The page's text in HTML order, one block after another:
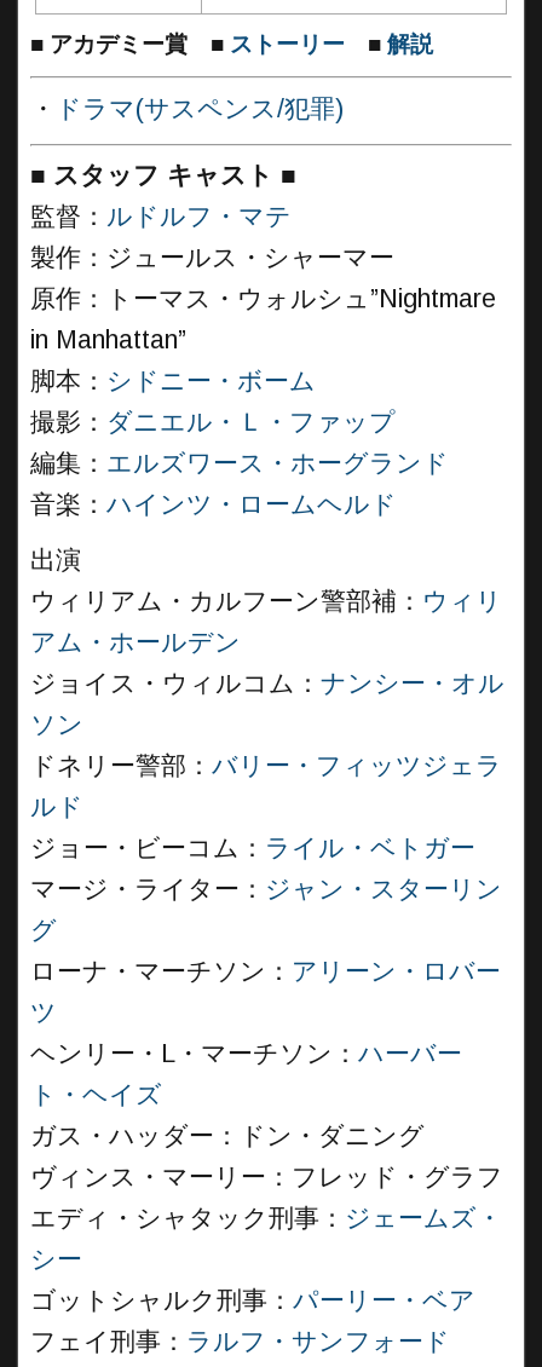
■ アカデミー賞 ■ ストーリー ■ 解説
・ ドラマ(サスペンス/犯罪)
■ スタッフ キャスト ■
監督： ルドルフ・マテ
製作：ジュールス・シャーマー
原作：トーマス・ウォルシュ”Nightmare
in Manhattan”
脚本： シドニー・ボーム
撮影： ダニエル・Ｌ・ファップ
編集： エルズワース・ホーグランド
音楽： ハインツ・ロームヘルド
出演
ウィリアム・カルフーン警部補： ウィリ
アム・ホールデン
ジョイス・ウィルコム： ナンシー・オル
ソン
ドネリー警部： バリー・フィッツジェラ
ルド
ジョー・ビーコム： ライル・ベトガー
マージ・ライター： ジャン・スターリン
グ
ローナ・マーチソン： アリーン・ロバー
ツ
ヘンリー・L・マーチソン： ハーバー
ト・ヘイズ
ガス・ハッダー：ドン・ダニング
ヴィンス・マーリー：フレッド・グラフ
エディ・シャタック刑事： ジェームズ・
シー
ゴットシャルク刑事： パーリー・ベア
フェイ刑事： ラルフ・サンフォード